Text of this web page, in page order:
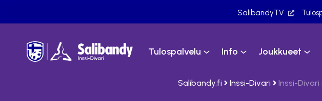
SalibandyTV
Tulospalvelu Info Joukkueet
Salibandy.fi Inssi-Divari Inssi-Divari